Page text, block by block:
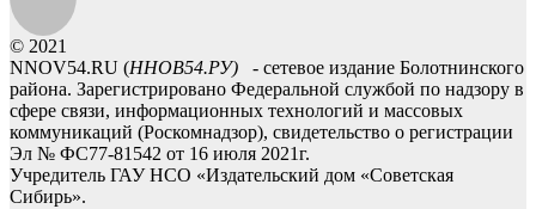
© 2021
NNOV54.RU (ННОВ54.РУ) - сетевое издание Болотнинского
района. Зарегистрировано Федеральной службой по надзору в
сфере связи, информационных технологий и массовых
коммуникаций (Роскомнадзор), свидетельство о регистрации
Эл № ФС77-81542 от 16 июля 2021г.
Учредитель ГАУ НСО «Издательский дом «Советская
Сибирь».